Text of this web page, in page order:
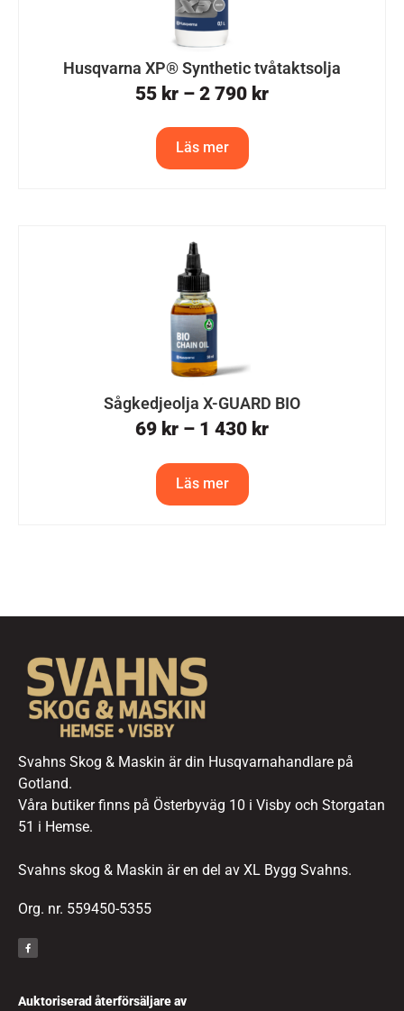
Husqvarna XP® Synthetic tvåtaktsolja
55 kr – 2 790 kr
Läs mer
Sågkedjeolja X-GUARD BIO
69 kr – 1 430 kr
Läs mer
Svahns Skog & Maskin är din Husqvarnahandlare på
Gotland.
Våra butiker finns på Österbyväg 10 i Visby och Storgatan
51 i Hemse.
Svahns skog & Maskin är en del av XL Bygg Svahns.
Org. nr. 559450-5355
Auktoriserad återförsäljare av